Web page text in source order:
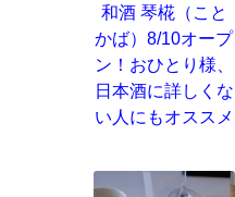
和酒 琴椛（こと
かば）8/10オープ
ン！おひとり様、
日本酒に詳しくな
い人にもオススメ